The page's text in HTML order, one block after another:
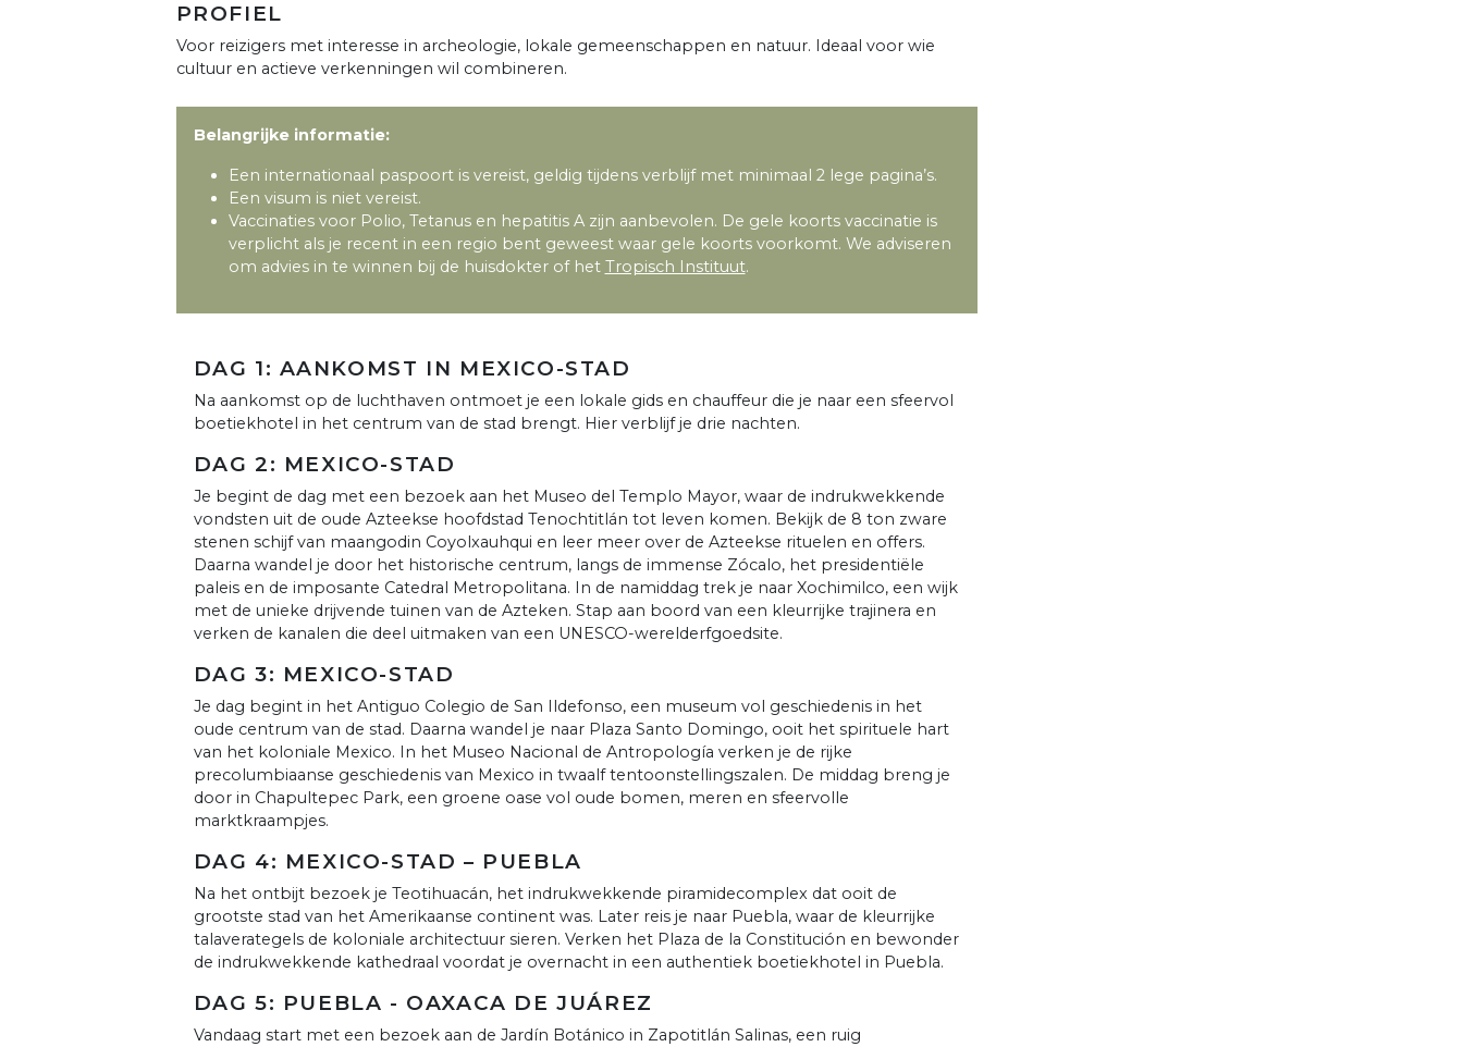
PROFIEL
Voor reizigers met interesse in archeologie, lokale gemeenschappen en natuur. Ideaal voor wie
cultuur en actieve verkenningen wil combineren.
Belangrijke informatie:
Een internationaal paspoort is vereist, geldig tijdens verblijf met minimaal 2 lege pagina’s.
Een visum is niet vereist.
Vaccinaties voor Polio, Tetanus en hepatitis A zijn aanbevolen. De gele koorts vaccinatie is
verplicht als je recent in een regio bent geweest waar gele koorts voorkomt. We adviseren
om advies in te winnen bij de huisdokter of het Tropisch Instituut.
DAG 1: AANKOMST IN MEXICO-STAD
Na aankomst op de luchthaven ontmoet je een lokale gids en chauffeur die je naar een sfeervol
boetiekhotel in het centrum van de stad brengt. Hier verblijf je drie nachten.
DAG 2: MEXICO-STAD
Je begint de dag met een bezoek aan het Museo del Templo Mayor, waar de indrukwekkende
vondsten uit de oude Azteekse hoofdstad Tenochtitlán tot leven komen. Bekijk de 8 ton zware
stenen schijf van maangodin Coyolxauhqui en leer meer over de Azteekse rituelen en offers.
Daarna wandel je door het historische centrum, langs de immense Zócalo, het presidentiële
paleis en de imposante Catedral Metropolitana. In de namiddag trek je naar Xochimilco, een wijk
met de unieke drijvende tuinen van de Azteken. Stap aan boord van een kleurrijke trajinera en
verken de kanalen die deel uitmaken van een UNESCO-werelderfgoedsite.
DAG 3: MEXICO-STAD
Je dag begint in het Antiguo Colegio de San Ildefonso, een museum vol geschiedenis in het
oude centrum van de stad. Daarna wandel je naar Plaza Santo Domingo, ooit het spirituele hart
van het koloniale Mexico. In het Museo Nacional de Antropología verken je de rijke
precolumbiaanse geschiedenis van Mexico in twaalf tentoonstellingszalen. De middag breng je
door in Chapultepec Park, een groene oase vol oude bomen, meren en sfeervolle
marktkraampjes.
DAG 4: MEXICO-STAD – PUEBLA
Na het ontbijt bezoek je Teotihuacán, het indrukwekkende piramidecomplex dat ooit de
grootste stad van het Amerikaanse continent was. Later reis je naar Puebla, waar de kleurrijke
talaverategels de koloniale architectuur sieren. Verken het Plaza de la Constitución en bewonder
de indrukwekkende kathedraal voordat je overnacht in een authentiek boetiekhotel in Puebla.
DAG 5: PUEBLA - OAXACA DE JUÁREZ
Vandaag start met een bezoek aan de Jardín Botánico in Zapotitlán Salinas, een ruig